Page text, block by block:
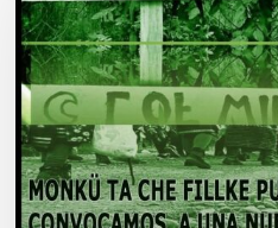
Küsra
convoca
a
apoyar
audiencia
en